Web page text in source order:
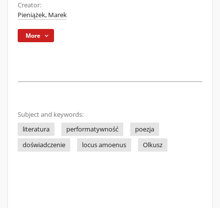
Creator:
Pieniążek, Marek
More
Subject and keywords:
literatura
performatywność
poezja
doświadczenie
locus amoenus Olkusz